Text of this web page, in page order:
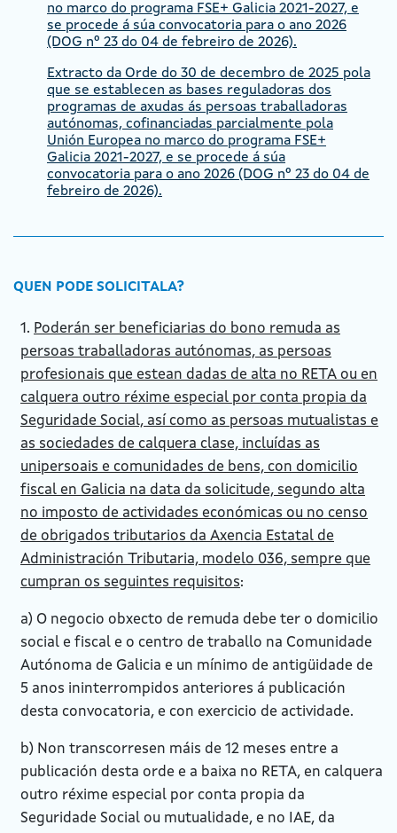
no marco do programa FSE+ Galicia 2021-2027, e
se procede á súa convocatoria para o ano 2026
(DOG nº 23 do 04 de febreiro de 2026).
Extracto da Orde do 30 de decembro de 2025 pola
que se establecen as bases reguladoras dos
programas de axudas ás persoas traballadoras
autónomas, cofinanciadas parcialmente pola
Unión Europea no marco do programa FSE+
Galicia 2021-2027, e se procede á súa
convocatoria para o ano 2026 (DOG nº 23 do 04 de
febreiro de 2026).
QUEN PODE SOLICITALA?
1. Poderán ser beneficiarias do bono remuda as
persoas traballadoras autónomas, as persoas
profesionais que estean dadas de alta no RETA ou en
calquera outro réxime especial por conta propia da
Seguridade Social, así como as persoas mutualistas e
as sociedades de calquera clase, incluídas as
unipersoais e comunidades de bens, con domicilio
fiscal en Galicia na data da solicitude, segundo alta
no imposto de actividades económicas ou no censo
de obrigados tributarios da Axencia Estatal de
Administración Tributaria, modelo 036, sempre que
cumpran os seguintes requisitos:
a) O negocio obxecto de remuda debe ter o domicilio
social e fiscal e o centro de traballo na Comunidade
Autónoma de Galicia e un mínimo de antigüidade de
5 anos ininterrompidos anteriores á publicación
desta convocatoria, e con exercicio de actividade.
b) Non transcorresen máis de 12 meses entre a
publicación desta orde e a baixa no RETA, en calquera
outro réxime especial por conta propia da
Seguridade Social ou mutualidade, e no IAE, da